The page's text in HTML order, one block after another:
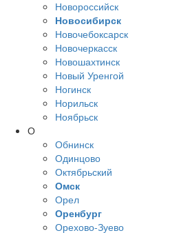
Новороссийск
Новосибирск
Новочебоксарск
Новочеркасск
Новошахтинск
Новый Уренгой
Ногинск
Норильск
Ноябрьск
О
Обнинск
Одинцово
Октябрьский
Омск
Орел
Оренбург
Орехово-Зуево